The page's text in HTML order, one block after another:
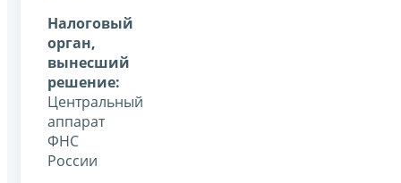
Налоговый
орган,
вынесший
решение:
Центральный
аппарат
ФНС
России